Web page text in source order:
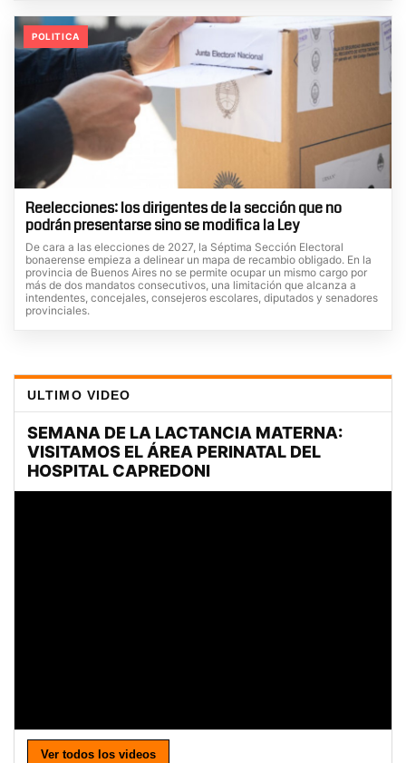
POLITICA
Reelecciones: los dirigentes de la sección que no
podrán presentarse sino se modifica la Ley
De cara a las elecciones de 2027, la Séptima Sección Electoral
bonaerense empieza a delinear un mapa de recambio obligado. En la
provincia de Buenos Aires no se permite ocupar un mismo cargo por
más de dos mandatos consecutivos, una limitación que alcanza a
intendentes, concejales, consejeros escolares, diputados y senadores
provinciales.
ULTIMO VIDEO
Ver todos los videos